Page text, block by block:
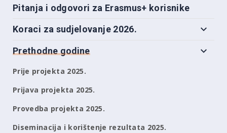
Pitanja i odgovori za Erasmus+ korisnike
Koraci za sudjelovanje 2026.
Prethodne godine
Prije projekta 2025.
Prijava projekta 2025.
Provedba projekta 2025.
Diseminacija i korištenje rezultata 2025.